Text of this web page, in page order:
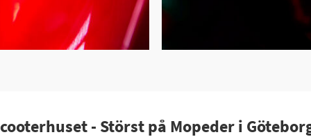
- Störst på Mopeder i